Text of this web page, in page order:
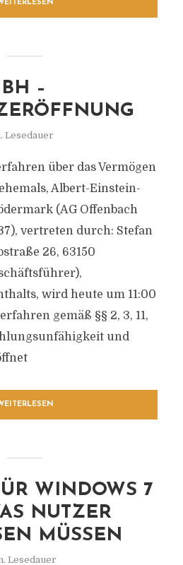
–
Lesedauer
über das Vermögen
Albert-Einstein-
(AG Offenbach
vertreten durch: Stefan
26, 63150
wird heute um 11:00
gemäß §§ 2, 3, 11,
und
WINDOWS 7
NUTZER
MÜSSEN
Lesedauer